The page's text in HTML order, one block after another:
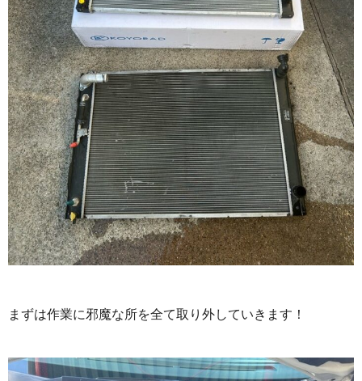
まずは作業に邪魔な所を全て取り外していきます！